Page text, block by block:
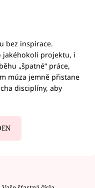
bez inspirace.
jakéhokoli projektu, i
„špatné“ práce,
múza jemně přistane
disciplíny, aby